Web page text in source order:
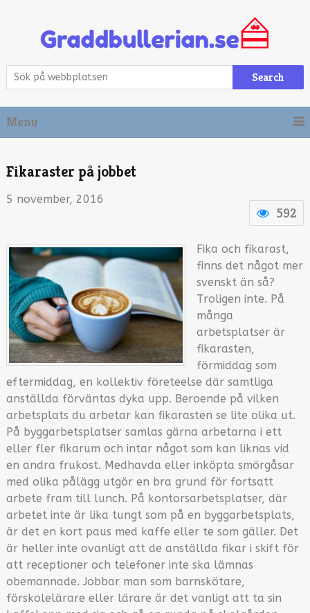
Search
Menu
Fikaraster på jobbet
592
5 november, 2016
Fika och fikarast,
finns det något mer
svenskt än så?
Troligen inte. På
många
arbetsplatser är
fikarasten,
förmiddag som
eftermiddag, en kollektiv företeelse där samtliga
anställda förväntas dyka upp. Beroende på vilken
arbetsplats du arbetar kan fikarasten se lite olika ut.
På byggarbetsplatser samlas gärna arbetarna i ett
eller fler fikarum och intar något som kan liknas vid
en andra frukost. Medhavda eller inköpta smörgåsar
med olika pålägg utgör en bra grund för fortsatt
arbete fram till lunch. På kontorsarbetsplatser, där
arbetet inte är lika tungt som på en byggarbetsplats,
är det en kort paus med kaffe eller te som gäller. Det
är heller inte ovanligt att de anställda fikar i skift för
att receptioner och telefoner inte ska lämnas
obemannade. Jobbar man som barnskötare,
förskolelärare eller lärare är det vanligt att ta sin